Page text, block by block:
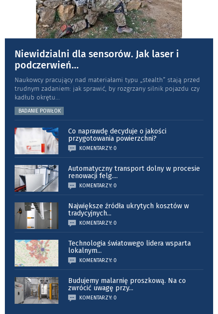
Niewidzialni dla sensorów. Jak laser i
podczerwień...
Naukowcy pracujący nad materiałami typu „stea­lth” stają przed
trudnym zadaniem: jak sprawić, by rozgrzany silnik pojazdu czy
kadłub okrętu...
BADANIE POWŁOK
Co naprawdę decyduje o jakości
przygotowania powierzchni?
KOMENTARZY: 0
Automatyczny transport dolny w procesie
renowacji felg....
KOMENTARZY: 0
Największe źródła ukrytych kosztów w
tradycyjnych...
KOMENTARZY: 0
Technologia światowego lidera wsparta
lokalnym...
KOMENTARZY: 0
Budujemy malarnię proszkową. Na co
zwrócić uwagę przy...
KOMENTARZY: 0